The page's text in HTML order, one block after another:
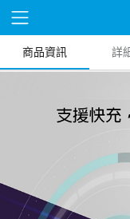
商品資訊 詳